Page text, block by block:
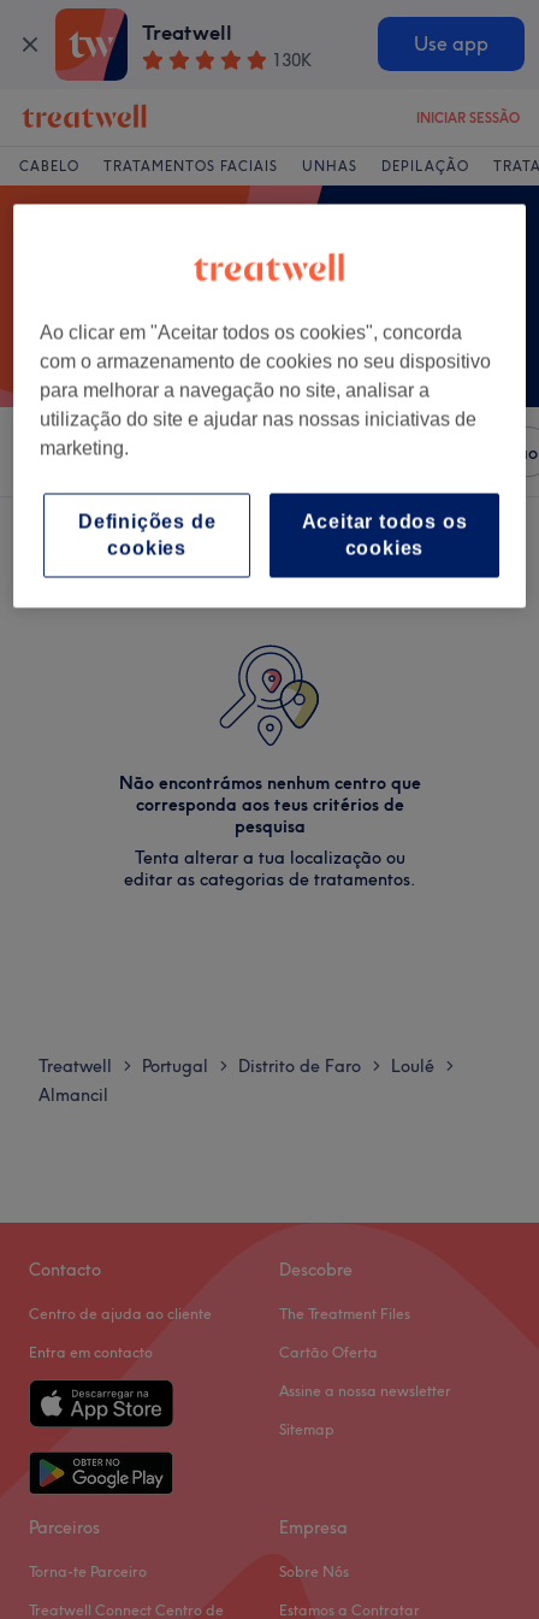
Treatwell
130K
Use app
INICIAR SESSÃO
CABELO TRATAMENTOS FACIAIS UNHAS DEPILAÇÃO
Ordenar por Classificação
Não encontrámos nenhum centro que
corresponda aos teus critérios de
pesquisa
Tenta alterar a tua localização ou
editar as categorias de tratamentos.
Treatwell > Portugal > Distrito de Faro > Loulé >
Almancil
Contacto
Centro de ajuda ao cliente
Entra em contacto
Descobre
The Treatment Files
Cartão Oferta
Assine a nossa newsletter
Sitemap
Parceiros
Torna-te Parceiro
Treatwell Connect Centro de
Empresa
Sobre Nós
Estamos a Contratar
Ao clicar em "Aceitar todos os cookies", concorda
com o armazenamento de cookies no seu dispositivo
para melhorar a navegação no site, analisar a
utilização do site e ajudar nas nossas iniciativas de
marketing.
Aceitar todos os
cookies
Definições de
cookies